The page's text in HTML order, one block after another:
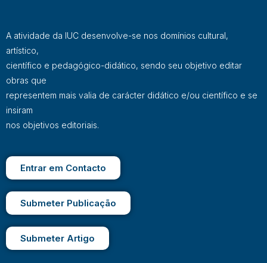
A atividade da IUC desenvolve-se nos domínios cultural,
artístico,
científico e pedagógico-didático, sendo seu objetivo editar
obras que
representem mais valia de carácter didático e/ou científico e se
insiram
nos objetivos editoriais.
Entrar em Contacto
Submeter Publicação
Submeter Artigo